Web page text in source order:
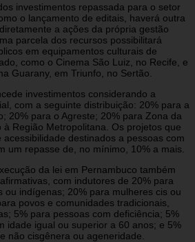
investimentos repassada para o setor
o lançamento de editais, haverá outra
a ações da própria gestão
parcela dos recursos possibilitará
em equipamentos culturais de
como o Cinema São Luiz, no Recife, e
Guarany, em Triunfo, no Sertão.
investimentos considerando a
com a seguinte distribuição: 20% para a
20% para o Agreste; 20% para Zona da
à Região Metropolitana. Os projetos que
destinados a pessoas com
um repasse de, no mínimo, 10% a mais.
da lei em Pernambuco também
com indutores de 20% para
ou indígenas; 20% para mulheres cis ou
povos e comunidades tradicionais,
5% para pessoas com deficiência; 5%
idade igual ou superior a 60 anos; e 5%
não cisgênera ou ageneridade.